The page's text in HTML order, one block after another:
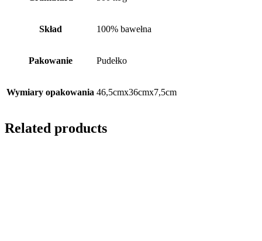
Skład 100% bawełna
Pakowanie Pudełko
Wymiary opakowania 46,5cmx36cmx7,5cm
Related products